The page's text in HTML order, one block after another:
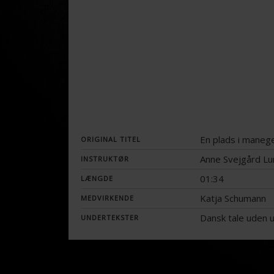
ORIGINAL TITEL En plads i
INSTRUKTØR Anne Svejgård
LÆNGDE 01:34
MEDVIRKENDE Katja Schumann
UNDERTEKSTER Dansk tale uden